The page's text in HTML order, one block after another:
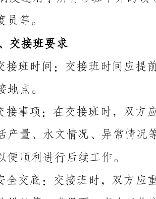
项、预防措施等，确保下一班次工作安全进行。